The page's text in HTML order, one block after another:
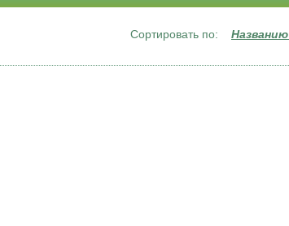
Сортировать по: Названию